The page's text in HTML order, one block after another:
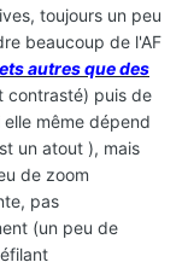
toujours un peu
beaucoup de l'AF
autres que des
contrasté) puis de
même dépend
un atout ), mais
de zoom
pas
(un peu de